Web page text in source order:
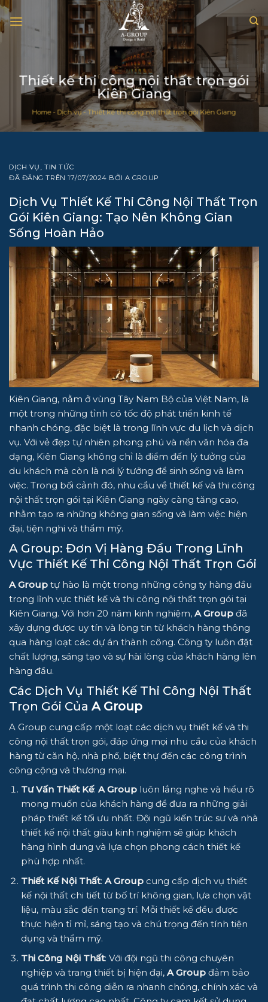
Chuyển
đến
nội
Thiết kế thi công nội thất trọn gói
Kiên Giang
Home- Dịch vụ- Thiết kế thi công nội thất trọn gói Kiên Giang
DỊCH VỤ ,TIN TỨC
ĐÃ ĐĂNG TRÊN17/07/2024 BỞI A GROUP
Dịch Vụ Thiết Kế Thi Công Nội Thất Trọn
Gói Kiên Giang: Tạo Nên Không Gian
Sống Hoàn Hảo
Kiên Giang, nằm ở vùng Tây Nam Bộ của Việt Nam, là
một trong những tỉnh có tốc độ phát triển kinh tế
nhanh chóng, đặc biệt là trong lĩnh vực du lịch và dịch
vụ. Với vẻ đẹp tự nhiên phong phú và nền văn hóa đa
dạng, Kiên Giang không chỉ là điểm đến lý tưởng của
du khách mà còn là nơi lý tưởng để sinh sống và làm
việc. Trong bối cảnh đó, nhu cầu về thiết kế và thi công
nội thất trọn gói tại Kiên Giang ngày càng tăng cao,
nhằm tạo ra những không gian sống và làm việc hiện
đại, tiện nghi và thẩm mỹ.
A Group: Đơn Vị Hàng Đầu Trong Lĩnh
Vực Thiết Kế Thi Công Nội Thất Trọn Gói
A Group tự hào là một trong những công ty hàng đầu
trong lĩnh vực thiết kế và thi công nội thất trọn gói tại
Kiên Giang. Với hơn 20 năm kinh nghiệm, A Group đã
xây dựng được uy tín và lòng tin từ khách hàng thông
qua hàng loạt các dự án thành công. Công ty luôn đặt
chất lượng, sáng tạo và sự hài lòng của khách hàng lên
hàng đầu.
Các Dịch Vụ Thiết Kế Thi Công Nội Thất
Trọn Gói Của A Group
A Group cung cấp một loạt các dịch vụ thiết kế và thi
công nội thất trọn gói, đáp ứng mọi nhu cầu của khách
hàng từ căn hộ, nhà phố, biệt thự đến các công trình
công cộng và thương mại.
Tư Vấn Thiết Kế: A Groupluôn lắng nghe và hiểu rõ
mong muốn của khách hàng để đưa ra những giải
pháp thiết kế tối ưu nhất. Đội ngũ kiến trúc sư và nhà
thiết kế nội thất giàu kinh nghiệm sẽ giúp khách
hàng hình dung và lựa chọn phong cách thiết kế
phù hợp nhất.
Thiết Kế Nội Thất: A Groupcung cấp dịch vụ thiết
kế nội thất chi tiết từ bố trí không gian, lựa chọn vật
liệu, màu sắc đến trang trí. Mỗi thiết kế đều được
thực hiện tỉ mỉ, sáng tạo và chú trọng đến tính tiện
dụng và thẩm mỹ.
Thi Công Nội Thất: Với đội ngũ thi công chuyên
nghiệp và trang thiết bị hiện đại, A Groupđảm bảo
quá trình thi công diễn ra nhanh chóng, chính xác và